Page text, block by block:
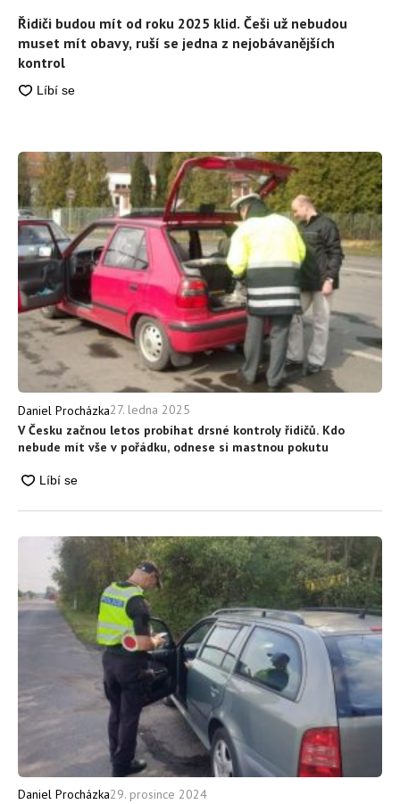
Řidiči budou mít od roku 2025 klid. Češi už nebudou
muset mít obavy, ruší se jedna z nejobávanějších
kontrol
Daniel Procházka27. ledna 2025
V Česku začnou letos probíhat drsné kontroly řidičů. Kdo
nebude mít vše v pořádku, odnese si mastnou pokutu
Daniel Procházka29. prosince 2024